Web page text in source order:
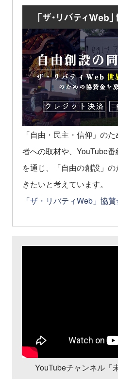
「自由・民主・信仰」の
者への取材や、YouTube
を通じ、「自由の創設」
きたいと考えています。
「ザ・リバティWeb」協
YouTubeチャンネル「